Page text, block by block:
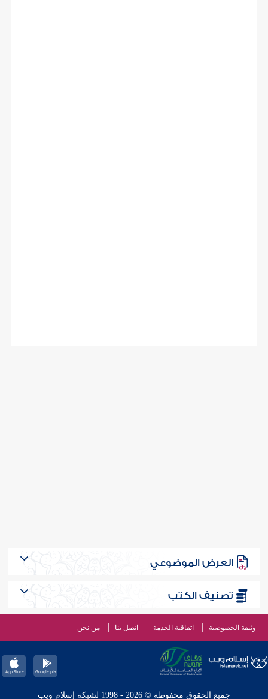
العرض الموضوعي
تصنيف الكتب
وثيقة الخصوصية اتفاقية الخدمة اتصل بنا من نحن
جميع الحقوق محفوظة © 2026 - 1998 لشبكة إسلام ويب